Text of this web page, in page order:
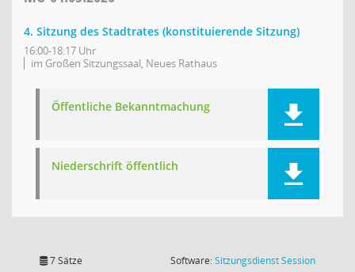
4. Sitzung des Stadtrates (konstituierende Sitzung)
16:00-18:17 Uhr
im Großen Sitzungssaal, Neues Rathaus
Öffentliche Bekanntmachung
Niederschrift öffentlich
7 Sätze Software:SitzungsdienstSession(Wird in